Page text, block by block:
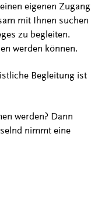
eigenen Zugang
mit Ihnen suchen
zu begleiten.
werden können.
Begleitung ist
werden? Dann
nimmt eine